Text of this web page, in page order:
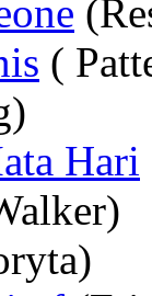
(
Hari